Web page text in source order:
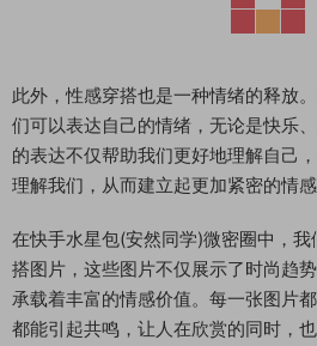
此外，性感穿搭也是一种情绪的释放
们可以表达自己的情绪，无论是快乐
的表达不仅帮助我们更好地理解自己
理解我们，从而建立起更加紧密的情感
在快手水星包(安然同学)微密圈中，
搭图片，这些图片不仅展示了时尚趋
承载着丰富的情感价值。每一张图片
都能引起共鸣，让人在欣赏的同时，